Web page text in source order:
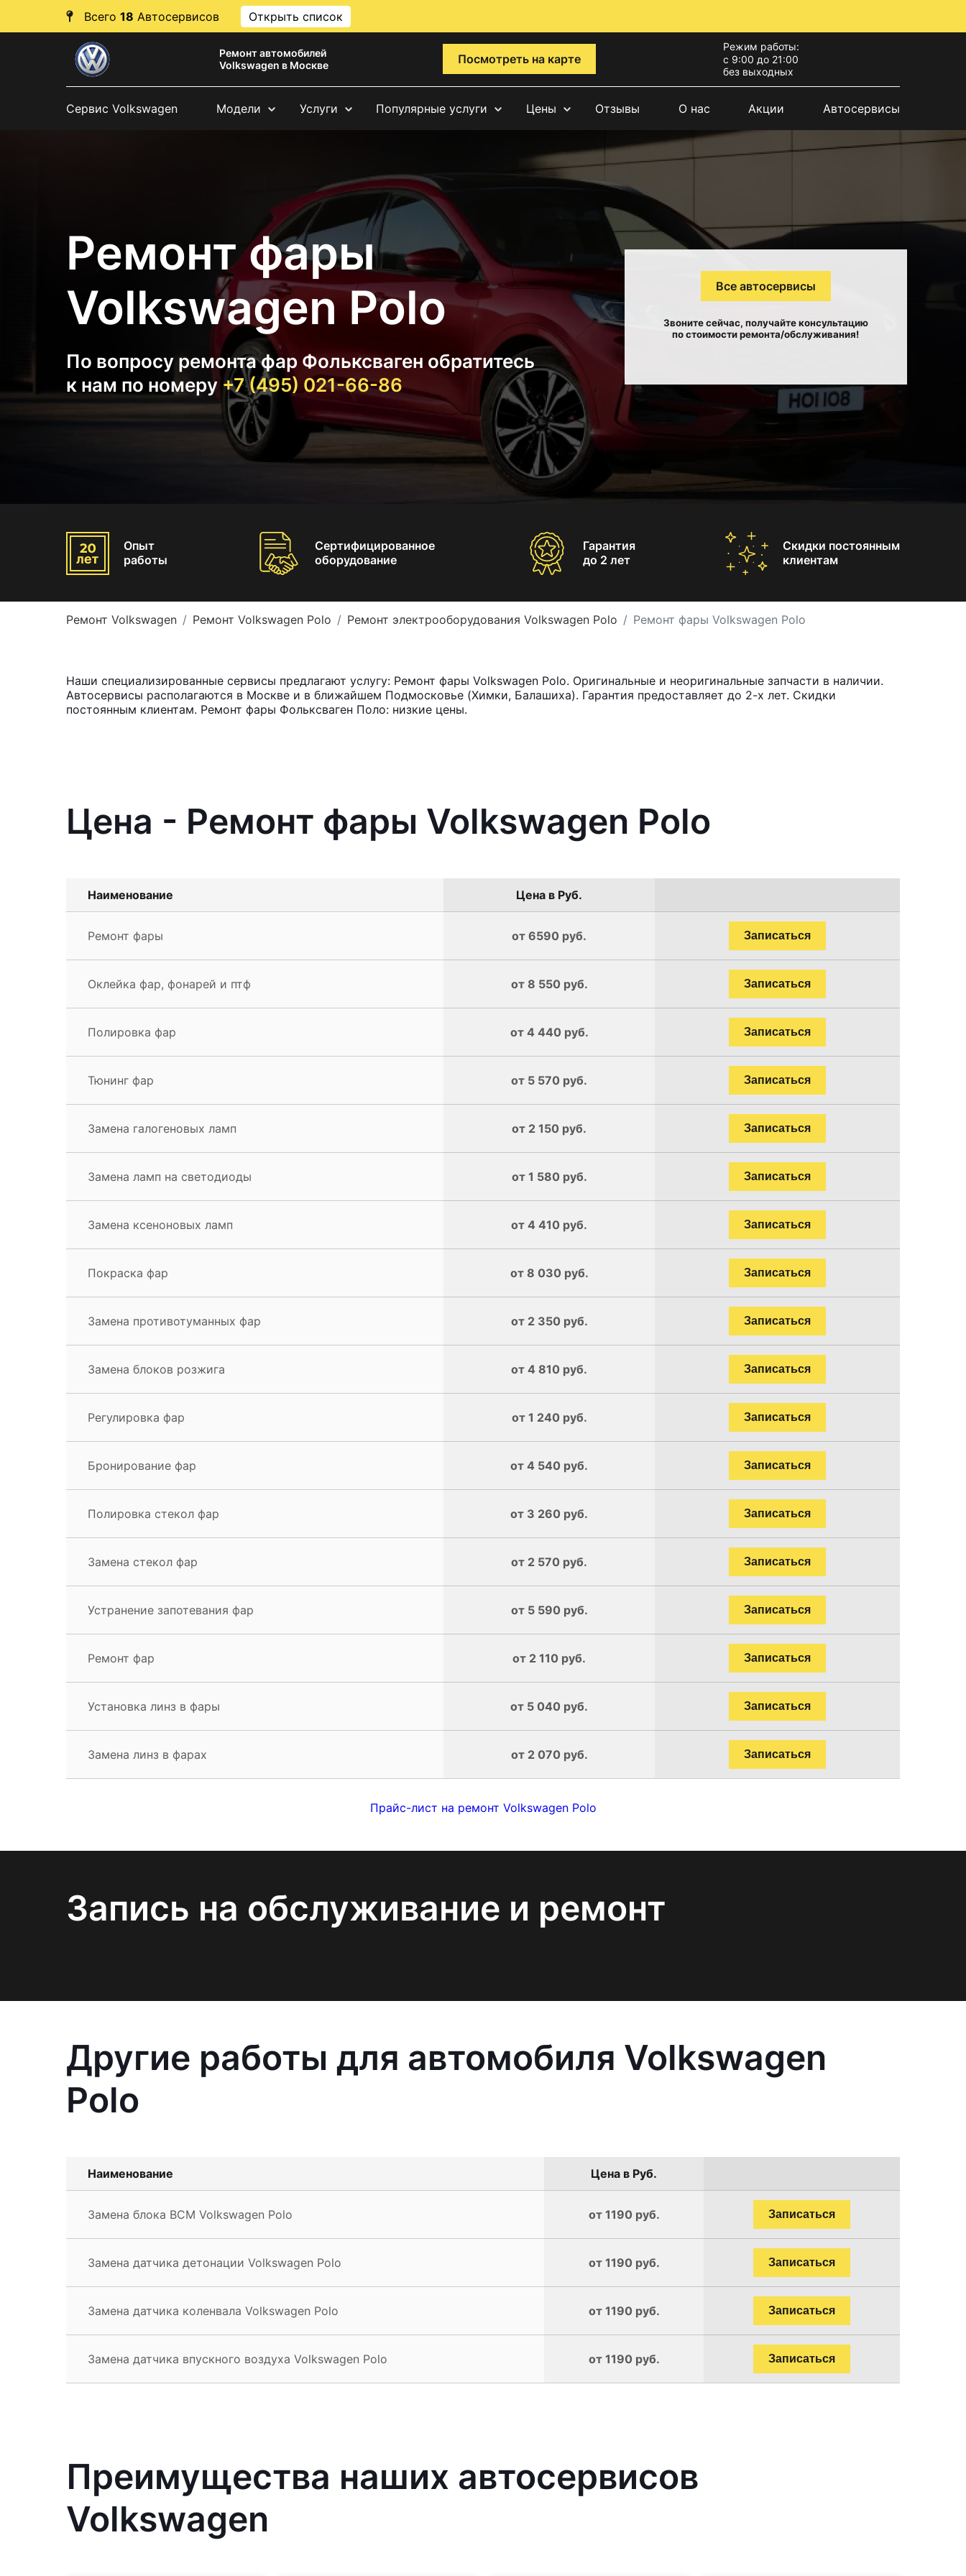
Всего 18 Автосервисов Открыть список
Ремонт автомобилей
Volkswagen в Москве
Посмотреть на карте
Режим работы:
с 9:00 до 21:00
без выходных
Сервис Volkswagen Модели Услуги Популярные услуги Цены Отзывы О нас Акции Автосервисы
Ремонт фары
Volkswagen Polo
По вопросу ремонта фар Фольксваген обратитесь
к нам по номеру +7 (495) 021-66-86
Все автосервисы
Звоните сейчас, получайте консультацию
по стоимости ремонта/обслуживания!
Опыт
работы
Сертифицированное
оборудование
Гарантия
до 2 лет
Скидки постоянным
клиентам
Ремонт Volkswagen Ремонт Volkswagen Polo Ремонт электрооборудования Volkswagen Polo Ремонт фары Volkswagen Polo
Наши специализированные сервисы предлагают услугу: Ремонт фары Volkswagen Polo. Оригинальные и неоригинальные запчасти в наличии.
Автосервисы располагаются в Москве и в ближайшем Подмосковье (Химки, Балашиха). Гарантия предоставляет до 2-х лет. Скидки
постоянным клиентам. Ремонт фары Фольксваген Поло: низкие цены.
Цена - Ремонт фары Volkswagen Polo
Наименование Цена в Руб.
Ремонт фары от 6590 руб. Записаться
Оклейка фар, фонарей и птф от 8 550 руб. Записаться
Полировка фар от 4 440 руб. Записаться
Тюнинг фар от 5 570 руб. Записаться
Замена галогеновых ламп от 2 150 руб. Записаться
Замена ламп на светодиоды от 1 580 руб. Записаться
Замена ксеноновых ламп от 4 410 руб. Записаться
Покраска фар от 8 030 руб. Записаться
Замена противотуманных фар от 2 350 руб. Записаться
Замена блоков розжига от 4 810 руб. Записаться
Регулировка фар от 1 240 руб. Записаться
Бронирование фар от 4 540 руб. Записаться
Полировка стекол фар от 3 260 руб. Записаться
Замена стекол фар от 2 570 руб. Записаться
Устранение запотевания фар от 5 590 руб. Записаться
Ремонт фар от 2 110 руб. Записаться
Установка линз в фары от 5 040 руб. Записаться
Замена линз в фарах от 2 070 руб. Записаться
Прайс-лист на ремонт Volkswagen Polo
Запись на обслуживание и ремонт
Другие работы для автомобиля Volkswagen
Polo
Наименование Цена в Руб.
Замена блока BCM Volkswagen Polo от 1190 руб. Записаться
Замена датчика детонации Volkswagen Polo от 1190 руб. Записаться
Замена датчика коленвала Volkswagen Polo от 1190 руб. Записаться
Замена датчика впускного воздуха Volkswagen Polo от 1190 руб. Записаться
Преимущества наших автосервисов
Volkswagen